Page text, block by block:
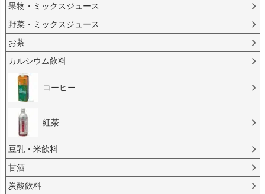
果物・ミックスジュース
野菜・ミックスジュース
お茶
カルシウム飲料
コーヒー
紅茶
豆乳・米飲料
甘酒
炭酸飲料